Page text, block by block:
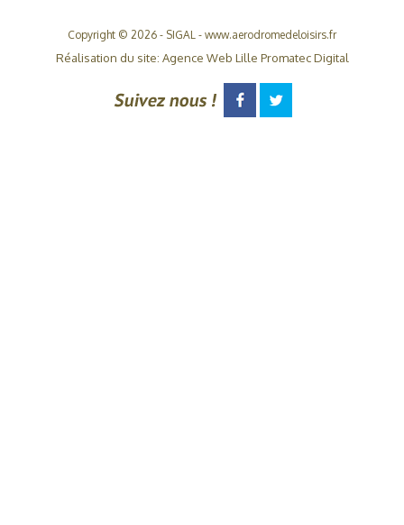
Copyright © 2026 - SIGAL - www.aerodromedeloisirs.fr
Réalisation du site: Agence Web Lille Promatec Digital